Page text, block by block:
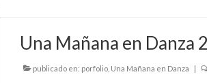
Una Mañana en Danza
publicado en: porfolio, Una Mañana en Danza |